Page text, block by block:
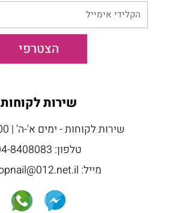
הקלידי
אימייל
הצטרפי
שירות לקוחות
שירות לקוחות - ימים א'-ה' | 10:00-18:00
טלפון: 04-8408083
מייל: saletopnail@012.net.il